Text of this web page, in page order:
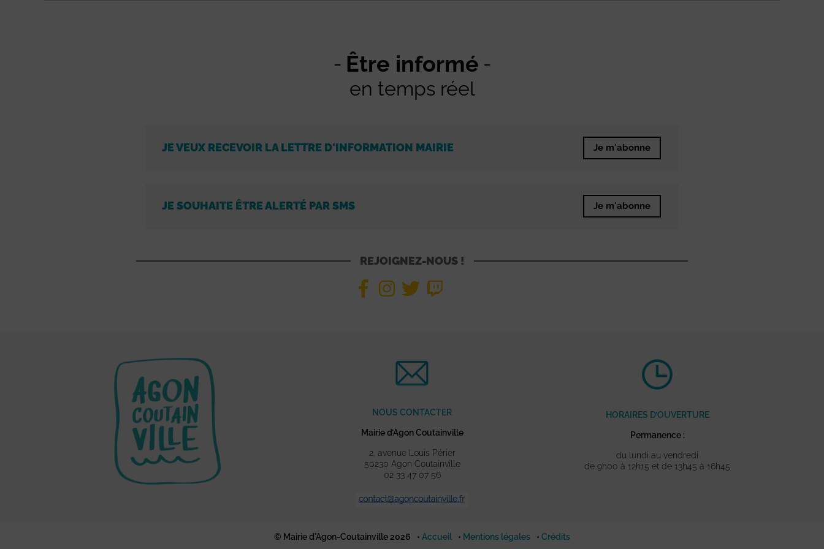
Être informé
en temps réel
JE VEUX RECEVOIR LA LETTRE D'INFORMATION MAIRIE Je m'abonne
JE SOUHAITE ÊTRE ALERTÉ PAR SMS Je m'abonne
REJOIGNEZ-NOUS !
NOUS CONTACTER
Mairie d’Agon Coutainville
2, avenue Louis Périer
50230 Agon Coutainville
02 33 47 07 56
HORAIRES D’OUVERTURE
Permanence :
du lundi au vendredi
de 9h00 à 12h15 et de 13h45 à 16h45
© Mairie d'Agon-Coutainville 2026 Accueil Mentions légales Crédits